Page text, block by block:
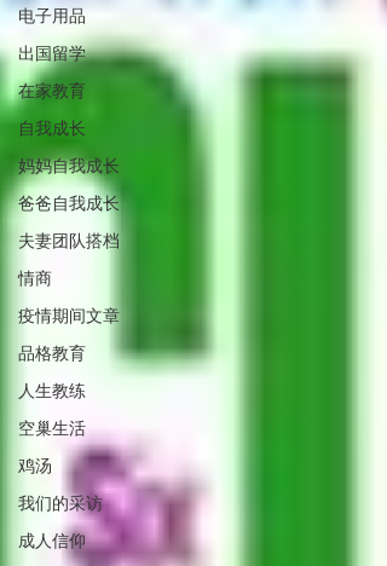
电子用品
出国留学
在家教育
自我成长
妈妈自我成长
爸爸自我成长
夫妻团队搭档
情商
疫情期间文章
品格教育
人生教练
空巢生活
鸡汤
我们的采访
成人信仰